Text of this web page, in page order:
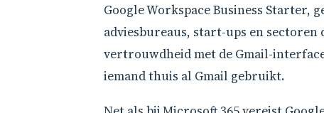
Google Workspace Business Starter,
adviesbureaus, start-ups en sectoren
vertrouwdheid met de Gmail-
iemand thuis al Gmail gebruikt.